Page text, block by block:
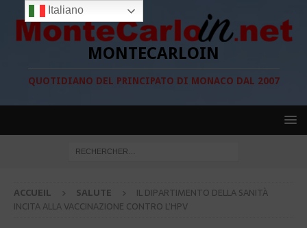
MONTECARLOIN
QUOTIDIANO DEL PRINCIPATO DI MONACO DAL 2007
ACCUEIL SALUTE
IL DIPARTIMENTO DELLA SANITÀ
INCITA ALLA VACCINAZIONE CONTRO L’HPV
Italiano